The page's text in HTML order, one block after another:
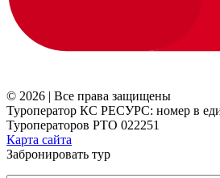
© 2026 | Все права защищены
Туроператор КС РЕСУРС: номер в
Туроператоров РТО 022251
Карта сайта
Забронировать тур